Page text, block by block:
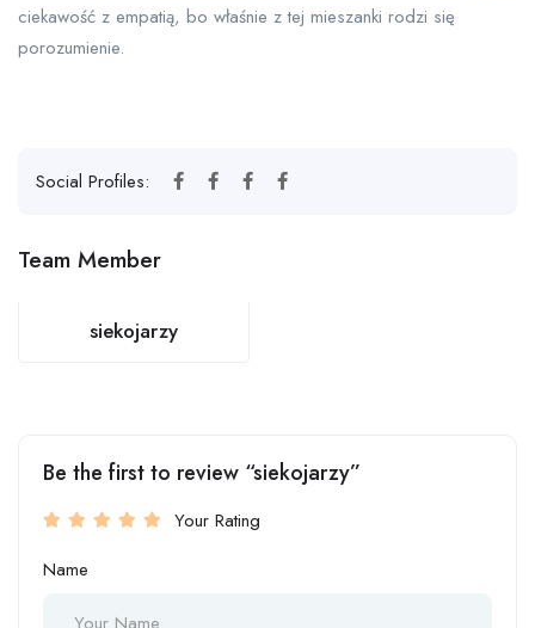
ciekawość z empatią, bo właśnie z tej mieszanki rodzi się
porozumienie.
Social Profiles:
Team Member
siekojarzy
Be the first to review “siekojarzy”
Your Rating
Name